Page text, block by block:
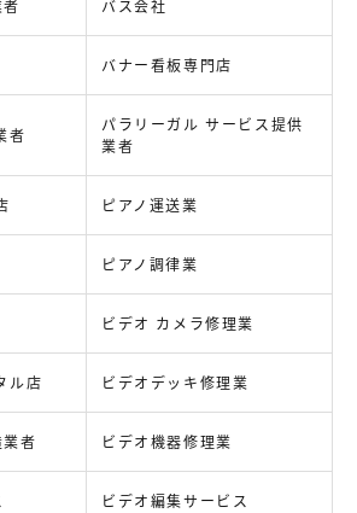
バス会社
バナー看板専門店
者
パラリーガル サービス提供
業者
ピアノ運送業
ピアノ調律業
ビデオ カメラ修理業
ル店 ビデオデッキ修理業
者 ビデオ機器修理業
ビデオ編集サービス